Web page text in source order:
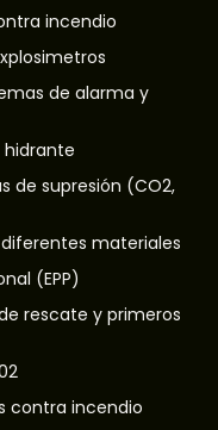
incendio
de alarma y
hidrante
de supresión (CO2,
materiales
(EPP)
rescate y primeros
contra incendio